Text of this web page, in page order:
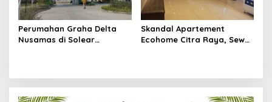
Perumahan Graha Delta
Nusamas di Solear
Skandal Apartement
Ecohome Citra Raya, Sewa